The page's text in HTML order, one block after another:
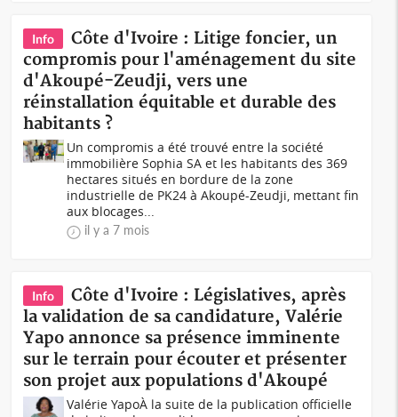
Info
Côte d'Ivoire : Litige foncier, un
compromis pour l'aménagement du site
d'Akoupé-Zeudji, vers une
réinstallation équitable et durable des
habitants ?
Un compromis a été trouvé entre la société
immobilière Sophia SA et les habitants des 369
hectares situés en bordure de la zone
industrielle de PK24 à Akoupé-Zeudji, mettant fin
aux blocages...
il y a 7 mois
Info
Côte d'Ivoire : Législatives, après
la validation de sa candidature, Valérie
Yapo annonce sa présence imminente
sur le terrain pour écouter et présenter
son projet aux populations d'Akoupé
Valérie YapoÀ la suite de la publication officielle